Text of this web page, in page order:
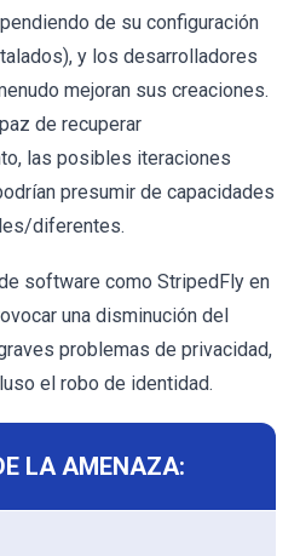
de su configuración
y los desarrolladores
mejoran sus creaciones.
de recuperar
las posibles iteraciones
presumir de capacidades
diferentes.
software como StripedFly en
una disminución del
problemas de privacidad,
el robo de identidad.
LA AMENAZA: